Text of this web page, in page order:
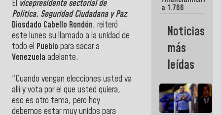
El vicepresidente sectorial de
Política, Seguridad Ciudadana y Paz,
Diosdado Cabello Rondón, reiteró
este lunes su llamado a la unidad de
todo el Pueblo para sacar a
Venezuela adelante.
"Cuando vengan elecciones usted va
allí y vota por el que usted quiera,
eso es otro tema, pero hoy
debemos estar muy unidos para
a 1.766
comerciantes
emprendedores
afectados
por
terremotos
Noticias
más
leídas